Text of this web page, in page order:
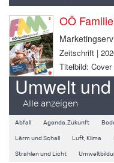
OÖ
Zeitschrift |
Titelbild:
Umwelt
Alle anzeigen
Abfall Agenda.Zukunft
Lärm und Schall Luft, Klima
Strahlen und Licht